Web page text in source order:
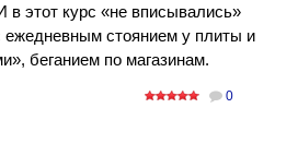
этот курс «не вписывались»
ежедневным стоянием у плиты и
беганием по магазинам.
0